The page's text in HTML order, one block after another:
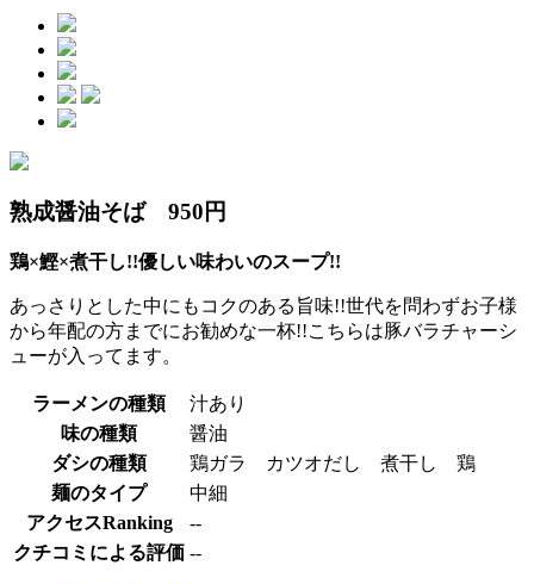
熟成醤油そば 950円
鶏×鰹×煮干し!!優しい味わいのスープ!!
あっさりとした中にもコクのある旨味!!世代を問わずお子様
から年配の方までにお勧めな一杯!!こちらは豚バラチャーシ
ューが入ってます。
ラーメンの種類
汁あり
味の種類
醤油
ダシの種類
鶏ガラ カツオだし 煮干し 鶏
麺のタイプ
中細
アクセスRanking
--
クチコミによる評価 --